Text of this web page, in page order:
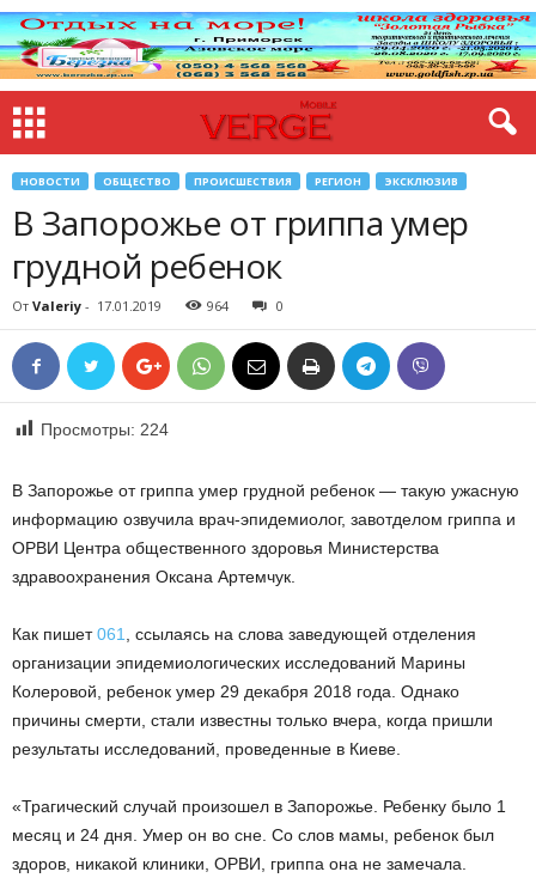
НОВОСТИ ОБЩЕСТВО ПРОИСШЕСТВИЯ РЕГИОН ЭКСКЛЮЗИВ
В Запорожье от гриппа умер
грудной ребенок
От Valeriy - 17.01.2019 964 0
Просмотры: 224
В Запорожье от гриппа умер грудной ребенок — такую ужасную
информацию озвучила врач-эпидемиолог, завотделом гриппа и
ОРВИ Центра общественного здоровья Министерства
здравоохранения Оксана Артемчук.
Как пишет061
, ссылаясь на слова заведующей отделения
организации эпидемиологических исследований Марины
Колеровой, ребенок умер 29 декабря 2018 года. Однако
причины смерти, стали известны только вчера, когда пришли
результаты исследований, проведенные в Киеве.
«Трагический случай произошел в Запорожье. Ребенку было 1
месяц и 24 дня. Умер он во сне. Со слов мамы, ребенок был
здоров, никакой клиники, ОРВИ, гриппа она не замечала.